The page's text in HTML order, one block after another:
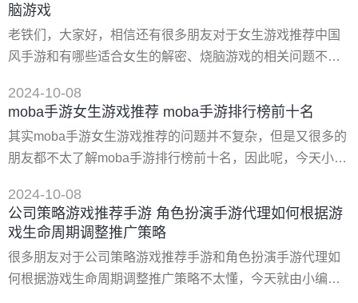
脑游戏
老铁们，大家好，相信还有很多朋友对于女生游戏推荐中国
风手游和有哪些适合女生的解密、烧脑游戏的相关问题不太
国风手游以及有哪些适合女生的解密、烧脑游戏的问题，文
章篇幅可能偏长，希望可以帮助到大家，下面一起来看看
吧！ 一、女生一般玩什么手游的比较多 18汉化临时工：18游
戏盒打杂人员，专业扫地，啊呸，专业分享好游戏！ 不同女
2024-10-08
moba手游女生游戏推荐 moba手游排行榜前十名
其实moba手游女生游戏推荐的问题并不复杂，但是又很多的
朋友都不太了解moba手游排行榜前十名，因此呢，今天小编
以帮助到大家，下面我们一起来看看这个问题的分析吧！
一、适合女生玩的手游有哪些 适合女生玩的手游有《奇迹暖
《阴阳师》。 1、《猫和老鼠》 作为杰瑞的一方，*重要的是
搬运奶酪
2024-10-08
公司策略游戏推荐手游 角色扮演手游代理如何根据游
戏生命周期调整推广策略
很多朋友对于公司策略游戏推荐手游和角色扮演手游代理如
何根据游戏生命周期调整推广策略不太懂，今天就由小编来